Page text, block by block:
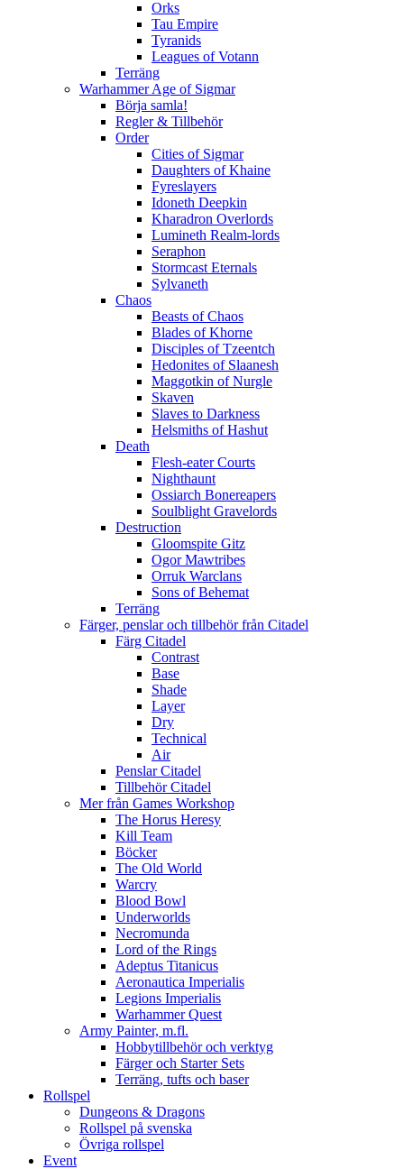
Orks
Tau Empire
Tyranids
Leagues of Votann
Terräng
Warhammer Age of Sigmar
Börja samla!
Regler & Tillbehör
Order
Cities of Sigmar
Daughters of Khaine
Fyreslayers
Idoneth Deepkin
Kharadron Overlords
Lumineth Realm-lords
Seraphon
Stormcast Eternals
Sylvaneth
Chaos
Beasts of Chaos
Blades of Khorne
Disciples of Tzeentch
Hedonites of Slaanesh
Maggotkin of Nurgle
Skaven
Slaves to Darkness
Helsmiths of Hashut
Death
Flesh-eater Courts
Nighthaunt
Ossiarch Bonereapers
Soulblight Gravelords
Destruction
Gloomspite Gitz
Ogor Mawtribes
Orruk Warclans
Sons of Behemat
Terräng
Färger, penslar och tillbehör från Citadel
Färg Citadel
Contrast
Base
Shade
Layer
Dry
Technical
Air
Penslar Citadel
Tillbehör Citadel
Mer från Games Workshop
The Horus Heresy
Kill Team
Böcker
The Old World
Warcry
Blood Bowl
Underworlds
Necromunda
Lord of the Rings
Adeptus Titanicus
Aeronautica Imperialis
Legions Imperialis
Warhammer Quest
Army Painter, m.fl.
Hobbytillbehör och verktyg
Färger och Starter Sets
Terräng, tufts och baser
Rollspel
Dungeons & Dragons
Rollspel på svenska
Övriga rollspel
Event